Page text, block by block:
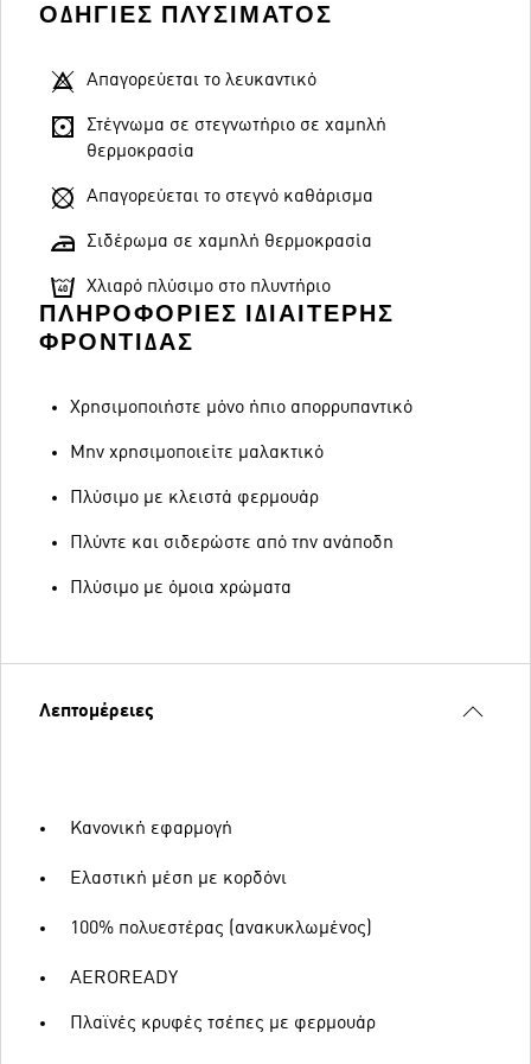
ΟΔΗΓΊΕΣ ΠΛΥΣΊΜΑΤΟΣ
Απαγορεύεται το λευκαντικό
Στέγνωμα σε στεγνωτήριο σε χαμηλή
θερμοκρασία
Απαγορεύεται το στεγνό καθάρισμα
Σιδέρωμα σε χαμηλή θερμοκρασία
Χλιαρό πλύσιμο στο πλυντήριο
ΠΛΗΡΟΦΟΡΊΕΣ ΙΔΙΑΊΤΕΡΗΣ
ΦΡΟΝΤΊΔΑΣ
Χρησιμοποιήστε μόνο ήπιο απορρυπαντικό
Μην χρησιμοποιείτε μαλακτικό
Πλύσιμο με κλειστά φερμουάρ
Πλύντε και σιδερώστε από την ανάποδη
Πλύσιμο με όμοια χρώματα
Λεπτομέρειες
Κανονική εφαρμογή
Ελαστική μέση με κορδόνι
100% πολυεστέρας (ανακυκλωμένος)
AEROREADY
Πλαϊνές κρυφές τσέπες με φερμουάρ